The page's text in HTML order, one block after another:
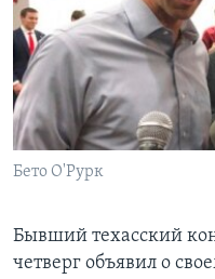
Learning English
СОЦИАЛЬНЫЕ СЕТИ
Бето О'Рурк
Бывший техасский
четверг объявил о